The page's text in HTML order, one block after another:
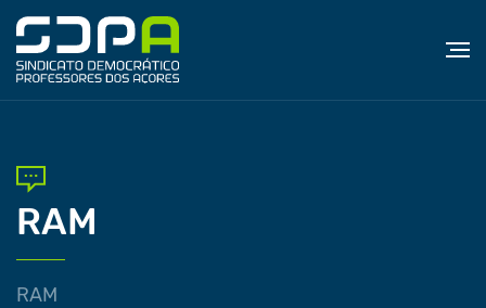
RAM
RAM